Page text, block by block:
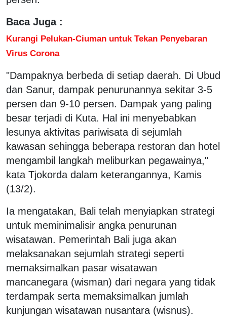
Baca Juga :
Kurangi Pelukan-Ciuman untuk Tekan Penyebaran
Virus Corona
"Dampaknya berbeda di setiap daerah. Di Ubud
dan Sanur, dampak penurunannya sekitar 3-5
persen dan 9-10 persen. Dampak yang paling
besar terjadi di Kuta. Hal ini menyebabkan
lesunya aktivitas pariwisata di sejumlah
kawasan sehingga beberapa restoran dan hotel
mengambil langkah meliburkan pegawainya,"
kata Tjokorda dalam keterangannya, Kamis
(13/2).
Ia mengatakan, Bali telah menyiapkan strategi
untuk meminimalisir angka penurunan
wisatawan. Pemerintah Bali juga akan
melaksanakan sejumlah strategi seperti
memaksimalkan pasar wisatawan
mancanegara (wisman) dari negara yang tidak
terdampak serta memaksimalkan jumlah
kunjungan wisatawan nusantara (wisnus).